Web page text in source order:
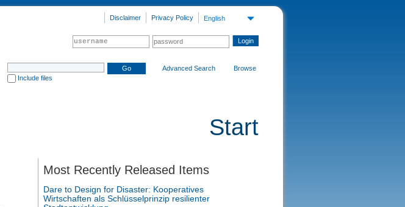
English
Privacy Policy
Disclaimer
Include files
Advanced Search Browse
Start
Most Recently Released Items
Dare to Design for Disaster: Kooperatives
Wirtschaften als Schlüsselprinzip resilienter